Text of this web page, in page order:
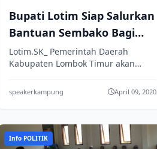
Bupati Lotim Siap Salurkan
Bantuan Sembako Bagi
Warga Terdampak Covid-19
Lotim.SK_ Pemerintah Daerah
Kabupaten Lombok Timur akan
kepada masyarakat miskin yang
terdampak wabah covid-19...
speakerkampung April 09, 2020
Info POLITIK